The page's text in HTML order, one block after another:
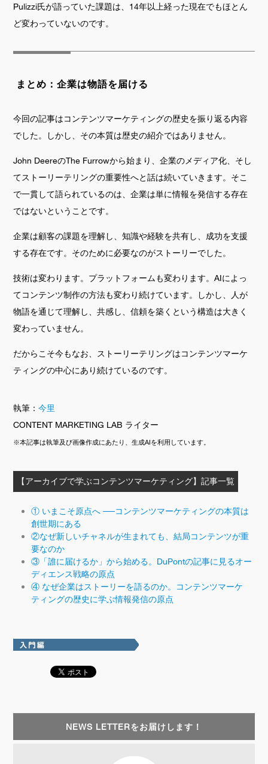
Pulizzi氏が語っていた課題は、14年以上経った現在でもほとん
ど変わっていないのです。
まとめ：企業は物語を届ける
今回の記事はコンテンツマーケティングの歴史を振り返る内容
でした。しかし、その本質は歴史の紹介ではありません。
John DeereのThe Furrowから始まり、企業のメディア化、そし
てストーリーテリングの重要性へと話は続いていきます。そこ
で一貫して語られているのは、企業は単に情報を発信する存在
ではないということです。
企業は顧客の課題を理解し、知識や経験を共有し、成功を支援
する存在です。そのために必要なのがストーリーでした。
技術は変わります。プラットフォームも変わります。AIによっ
てコンテンツ制作の方法も変わり続けています。しかし、人が
物語を通じて理解し、共感し、信頼を築くという構造は大きく
変わっていません。
だからこそ今もなお、ストーリーテリングはコンテンツマーケ
ティングの中心にあり続けているのです。
執筆：今里
CONTENT MARKETING LAB ライター
※本記事は執筆及び画像作成にあたり、生成AIを利用しています。
【アーカイブで学ぶコンテンツマーケティング】記事一覧
① いまこそ原点へ ──コンテンツマーケティングの本質は
創世期にある
②なぜ新しいチャネルが生まれても、結局コンテンツが重
要なのか
③「誰に届けるか」から始める。DuPontの記事に見るオー
ディエンス戦略の原点
④ なぜ企業はストーリーを語るのか。コンテンツマーケ
ティングの歴史に学ぶ情報発信の原点
NEWS LETTERをお届けします！